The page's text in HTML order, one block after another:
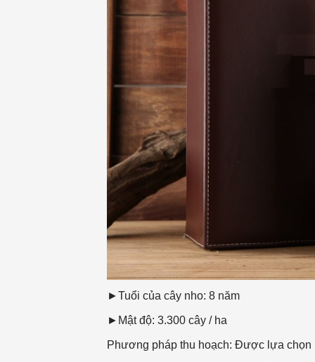
►Tuổi của cây nho: 8 năm
►Mật độ: 3.300 cây / ha
Phương pháp thu hoạch: Được lựa chọn